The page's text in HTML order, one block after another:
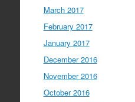
March 2017
February 2017
January 2017
December 2016
November 2016
October 2016